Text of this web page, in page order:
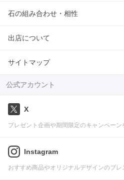
石の組み合わせ・相性
出店について
サイトマップ
公式アカウント
X
プレゼント企画や期間限定のキャンペーン
Instagram
おすすめ商品やオリジナルデザインのブレ